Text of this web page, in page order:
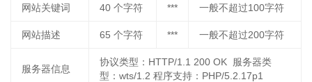
网站关键词 40 个字符 *** 一般不超过100字符
网站描述 65 个字符 *** 一般不超过200字符
服务器信息
协议类型：HTTP/1.1 200 OK 服务器类
型：wts/1.2 程序支持：PHP/5.2.17p1